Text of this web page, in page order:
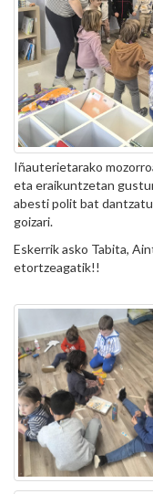
Iñauterietarako
eta eraikuntzetan
abesti polit bat
goizari.
Eskerrik asko Tabita,
etortzeagatik!!